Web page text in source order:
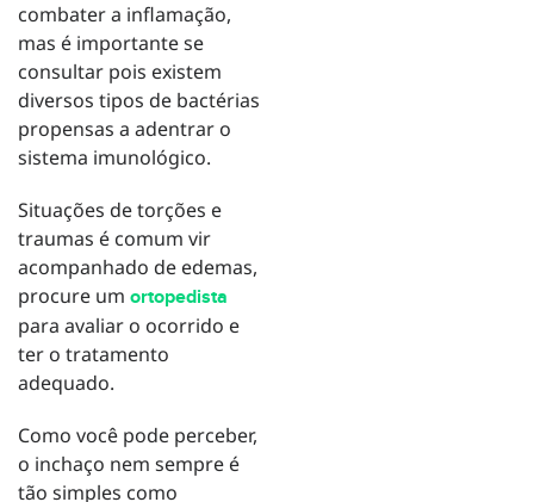
combater a inflamação,
mas é importante se
consultar pois existem
diversos tipos de bactérias
propensas a adentrar o
sistema imunológico.
Situações de torções e
traumas é comum vir
acompanhado de edemas,
procure um ortopedista
para avaliar o ocorrido e
ter o tratamento
adequado.
Como você pode perceber,
o inchaço nem sempre é
tão simples como